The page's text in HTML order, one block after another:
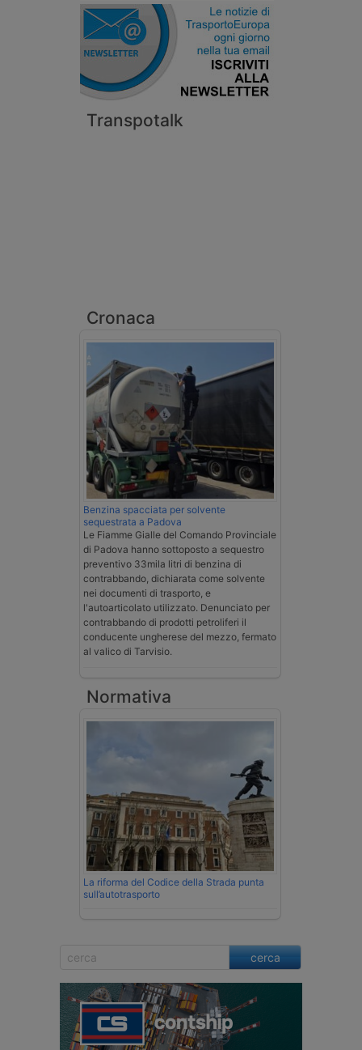
Transpotalk
Cronaca
Benzina spacciata per solvente
sequestrata a Padova
Le Fiamme Gialle del Comando Provinciale
di Padova hanno sottoposto a sequestro
preventivo 33mila litri di benzina di
contrabbando, dichiarata come solvente
nei documenti di trasporto, e
l'autoarticolato utilizzato. Denunciato per
contrabbando di prodotti petroliferi il
conducente ungherese del mezzo, fermato
al valico di Tarvisio.
Normativa
La riforma del Codice della Strada punta
sull’autotrasporto
cerca